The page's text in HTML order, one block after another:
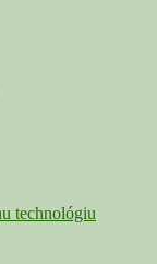
technológiu